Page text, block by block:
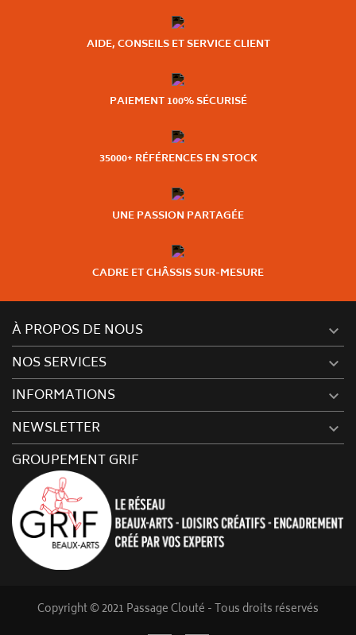
AIDE, CONSEILS ET SERVICE CLIENT
PAIEMENT 100% SÉCURISÉ
35000+ RÉFÉRENCES EN STOCK
UNE PASSION PARTAGÉE
CADRE ET CHÂSSIS SUR-MESURE
À PROPOS DE NOUS 
NOS SERVICES 
INFORMATIONS 
NEWSLETTER 
GROUPEMENT GRIF
Copyright © 2021 Passage Clouté - Tous droits réservés